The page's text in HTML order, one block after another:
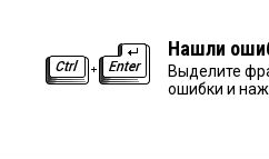
Нашли
Выделите
ошибки и